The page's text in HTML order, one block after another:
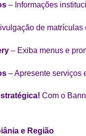
– Informações
de matrículas
– Exiba menus e
– Apresente serviços
Com o
e Região